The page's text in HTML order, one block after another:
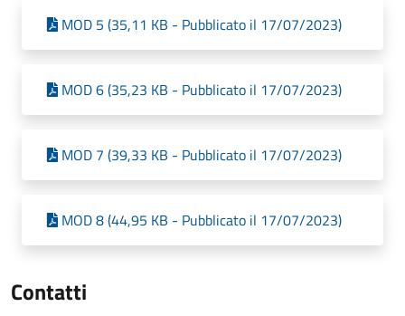
MOD 5 (35,11 KB - Pubblicato il 17/07/2023)
MOD 6 (35,23 KB - Pubblicato il 17/07/2023)
MOD 7 (39,33 KB - Pubblicato il 17/07/2023)
MOD 8 (44,95 KB - Pubblicato il 17/07/2023)
Contatti